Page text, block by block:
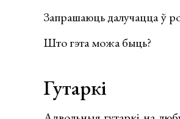
Запрашаюць далучацца ў
Што гэта можа быць?
Гутаркі